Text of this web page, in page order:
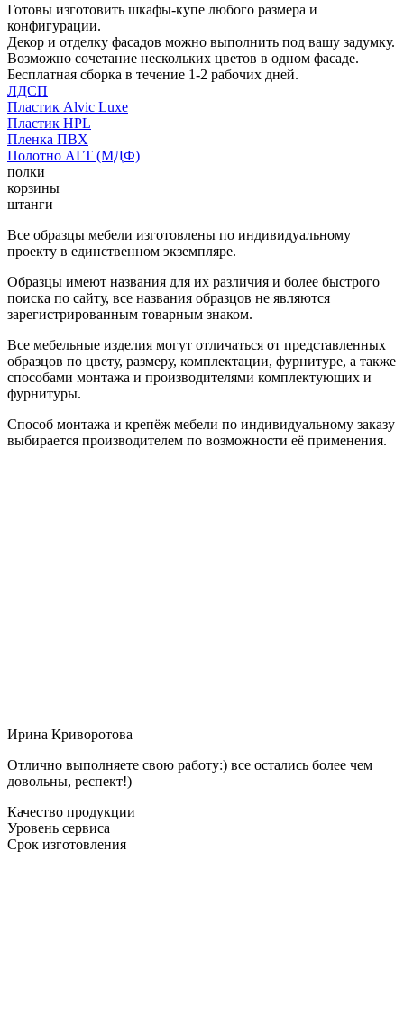
Готовы изготовить шкафы-купе любого размера и
конфигурации.
Декор и отделку фасадов можно выполнить под вашу задумку.
Возможно сочетание нескольких цветов в одном фасаде.
Бесплатная сборка в течение 1-2 рабочих дней.
ЛДСП
Пластик Alvic Luxe
Пластик HPL
Пленка ПВХ
Полотно АГТ (МДФ)
полки
корзины
штанги
Все образцы мебели изготовлены по индивидуальному
проекту в единственном экземпляре.
Образцы имеют названия для их различия и более быстрого
поиска по сайту, все названия образцов не являются
зарегистрированным товарным знаком.
Все мебельные изделия могут отличаться от представленных
образцов по цвету, размеру, комплектации, фурнитуре, а также
способами монтажа и производителями комплектующих и
фурнитуры.
Способ монтажа и крепёж мебели по индивидуальному заказу
выбирается производителем по возможности её применения.
Ирина Криворотова
Отлично выполняете свою работу:) все остались более чем
довольны, респект!)
Качество продукции
Уровень сервиса
Срок изготовления